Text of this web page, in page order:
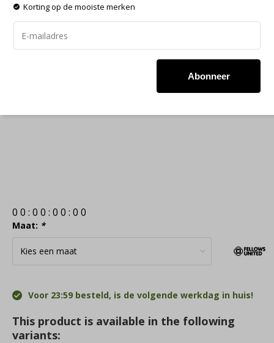
0 0 : 0 0 : 0 0 : 0 0
Maat: *
Voor 23:59 besteld, is de volgende werkdag in huis!
This product is available in the following
variants:
Korting op de mooiste merken
Abonneer